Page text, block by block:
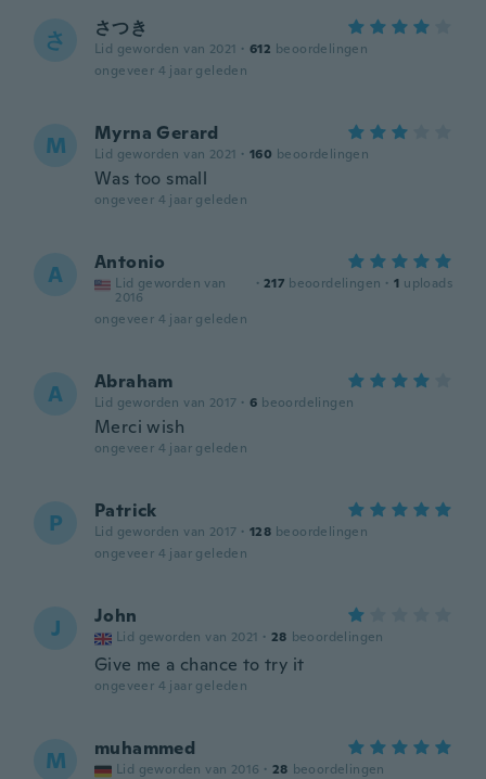
さ さつき
Lid geworden van 2021 · 612 beoordelingen
ongeveer 4 jaar geleden
M Myrna Gerard
Lid geworden van 2021 · 160 beoordelingen
Was too small
ongeveer 4 jaar geleden
A Antonio
Lid geworden van
2016
· 217 beoordelingen · 1 uploads
ongeveer 4 jaar geleden
A Abraham
Lid geworden van 2017 · 6 beoordelingen
Merci wish
ongeveer 4 jaar geleden
P Patrick
Lid geworden van 2017 · 128 beoordelingen
ongeveer 4 jaar geleden
J John
Lid geworden van 2021 · 28 beoordelingen
Give me a chance to try it
ongeveer 4 jaar geleden
M muhammed
Lid geworden van 2016 · 28 beoordelingen